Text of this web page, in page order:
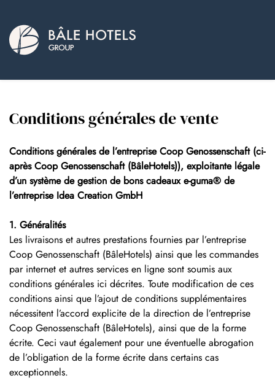
Conditions générales de vente
Conditions générales de l’entreprise Coop Genossenschaft (ci-
après Coop Genossenschaft (BâleHotels)), exploitante légale
d’un système de gestion de bons cadeaux e-guma® de
l’entreprise Idea Creation GmbH
1. Généralités
Les livraisons et autres prestations fournies par l’entreprise
Coop Genossenschaft (BâleHotels) ainsi que les commandes
par internet et autres services en ligne sont soumis aux
conditions générales ici décrites. Toute modification de ces
conditions ainsi que l’ajout de conditions supplémentaires
nécessitent l’accord explicite de la direction de l’entreprise
Coop Genossenschaft (BâleHotels), ainsi que de la forme
écrite. Ceci vaut également pour une éventuelle abrogation
de l’obligation de la forme écrite dans certains cas
exceptionnels.